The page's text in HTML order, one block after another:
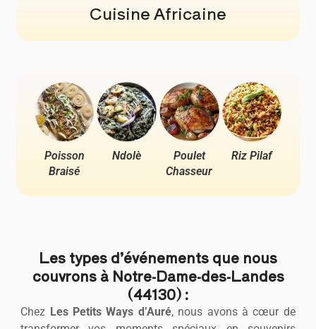
Cuisine Africaine
Poisson
Braisé
Ndolè
Poulet
Chasseur
Riz Pilaf
Les types d’événements que nous
couvrons à Notre-Dame-des-Landes
(44130) :
Chez Les Petits Ways d’Auré, nous avons à cœur de